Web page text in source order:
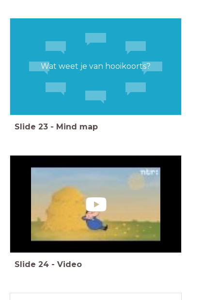
Wat weet je van hooikoorts?
Slide 23 - Mind map
Slide 24 - Video